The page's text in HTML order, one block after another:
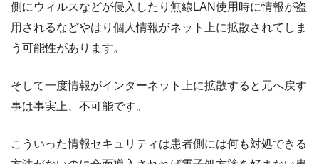
側にウィルスなどが侵入したり無線LAN使用時に情報が盗
用されるなどやはり個人情報がネット上に拡散されてしま
う可能性があります。
そして一度情報がインターネット上に拡散すると元へ戻す
事は事実上、不可能です。
こういった情報セキュリティは患者側には何も対処できる